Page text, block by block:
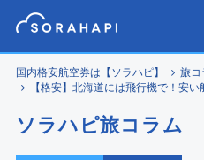
国内格安航空券は【ソラハピ】 旅コ
【格安】北海道には飛行機で！安
ソラハピ旅コラム